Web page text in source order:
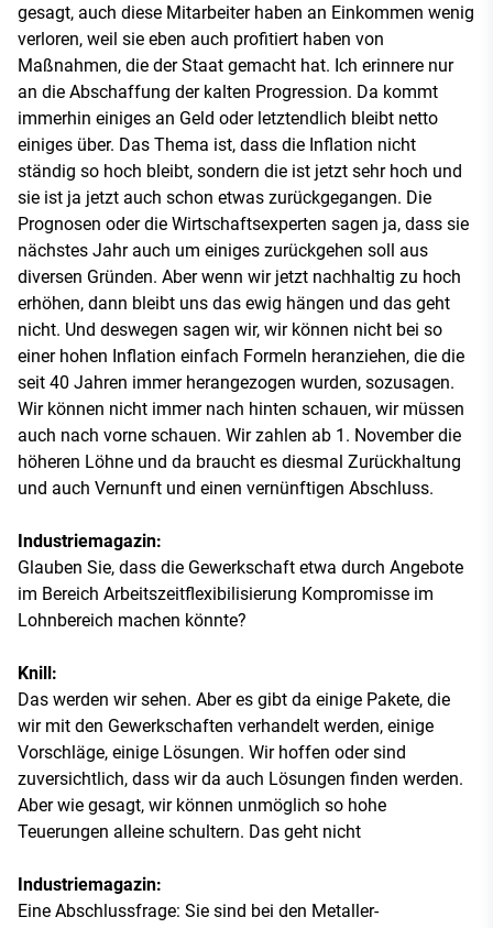
gesagt, auch diese Mitarbeiter haben an Einkommen wenig
verloren, weil sie eben auch profitiert haben von
Maßnahmen, die der Staat gemacht hat. Ich erinnere nur
an die Abschaffung der kalten Progression. Da kommt
immerhin einiges an Geld oder letztendlich bleibt netto
einiges über. Das Thema ist, dass die Inflation nicht
ständig so hoch bleibt, sondern die ist jetzt sehr hoch und
sie ist ja jetzt auch schon etwas zurückgegangen. Die
Prognosen oder die Wirtschaftsexperten sagen ja, dass sie
nächstes Jahr auch um einiges zurückgehen soll aus
diversen Gründen. Aber wenn wir jetzt nachhaltig zu hoch
erhöhen, dann bleibt uns das ewig hängen und das geht
nicht. Und deswegen sagen wir, wir können nicht bei so
einer hohen Inflation einfach Formeln heranziehen, die die
seit 40 Jahren immer herangezogen wurden, sozusagen.
Wir können nicht immer nach hinten schauen, wir müssen
auch nach vorne schauen. Wir zahlen ab 1. November die
höheren Löhne und da braucht es diesmal Zurückhaltung
und auch Vernunft und einen vernünftigen Abschluss.
Industriemagazin:
Glauben Sie, dass die Gewerkschaft etwa durch Angebote
im Bereich Arbeitszeitflexibilisierung Kompromisse im
Lohnbereich machen könnte?
Knill:
Das werden wir sehen. Aber es gibt da einige Pakete, die
wir mit den Gewerkschaften verhandelt werden, einige
Vorschläge, einige Lösungen. Wir hoffen oder sind
zuversichtlich, dass wir da auch Lösungen finden werden.
Aber wie gesagt, wir können unmöglich so hohe
Teuerungen alleine schultern. Das geht nicht
Industriemagazin:
Eine Abschlussfrage: Sie sind bei den Metaller-